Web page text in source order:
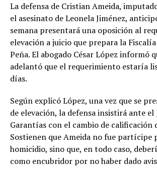
La defensa de Cristian Ameida,
el asesinato de Leonela Jiménez,
semana presentará una oposición al
elevación a juicio que prepara la Fiscalía
Peña. El abogado César López informó
adelantó que el requerimiento estaría
días.
Según explicó López, una vez que se
de elevación, la defensa insistirá ante el
Garantías con el cambio de calificación
Sostienen que Ameida no fue partícipe
homicidio, sino que, en todo caso,
como encubridor por no haber dado